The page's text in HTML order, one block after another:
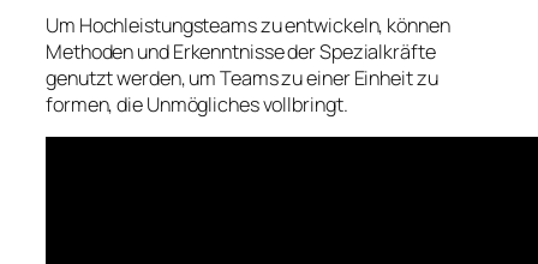
Um Hochleistungsteams zu entwickeln, können
Methoden und Erkenntnisse der Spezialkräfte
genutzt werden, um Teams zu einer Einheit zu
formen, die Unmögliches vollbringt.